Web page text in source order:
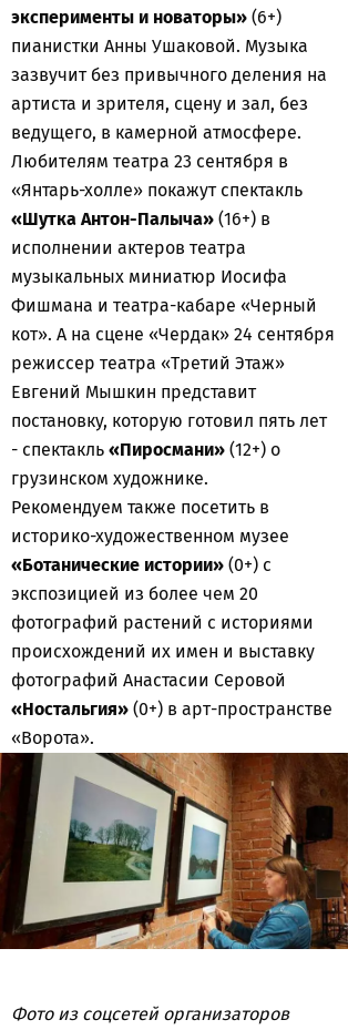
эксперименты и новаторы» (6+)
пианистки Анны Ушаковой. Музыка
зазвучит без привычного деления на
артиста и зрителя, сцену и зал, без
ведущего, в камерной атмосфере.
Любителям театра 23 сентября в
«Янтарь-холле» покажут спектакль
«Шутка Антон-Палыча» (16+) в
исполнении актеров театра
музыкальных миниатюр Иосифа
Фишмана и театра-кабаре «Черный
кот». А на сцене «Чердак» 24 сентября
режиссер театра «Третий Этаж»
Евгений Мышкин представит
постановку, которую готовил пять лет
- спектакль «Пиросмани» (12+) о
грузинском художнике.
Рекомендуем также посетить в
историко-художественном музее
«Ботанические истории» (0+) с
экспозицией из более чем 20
фотографий растений с историями
происхождений их имен и выставку
фотографий Анастасии Серовой
«Ностальгия» (0+) в арт-пространстве
«Ворота».
Фото из соцсетей организаторов